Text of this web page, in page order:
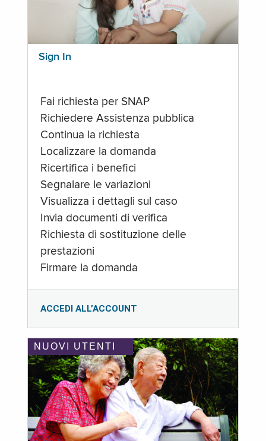
Sign In
Fai richiesta per SNAP
Richiedere Assistenza pubblica
Continua la richiesta
Localizzare la domanda
Ricertifica i benefici
Segnalare le variazioni
Visualizza i dettagli sul caso
Invia documenti di verifica
Richiesta di sostituzione delle
prestazioni
Firmare la domanda
ACCEDI ALL’ACCOUNT
NUOVI UTENTI